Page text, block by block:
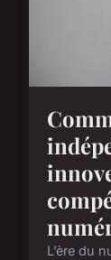
L’ère du